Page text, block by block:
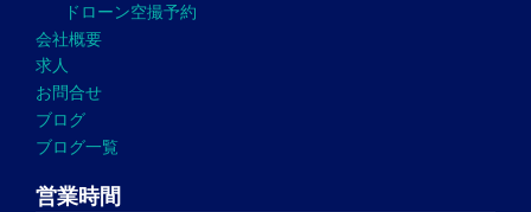
ドローン空撮予約
会社概要
求人
お問合せ
ブログ
ブログ一覧
営業時間